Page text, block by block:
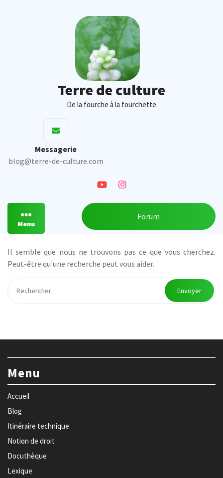
Terre de culture
De la fourche à la fourchette
Messagerie
blog@terre-de-culture.com
Menu
Forum
Il semble que nous ne trouvons pas ce que vous cherchez.
Peut-être qu'une recherche peut vous aider.
Envoyer
Menu
Accueil
Blog
Itinéraire technique
Notion de droit
Docuthèque
Lexique